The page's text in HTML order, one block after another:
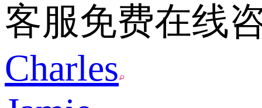
客服免费在线
Charles